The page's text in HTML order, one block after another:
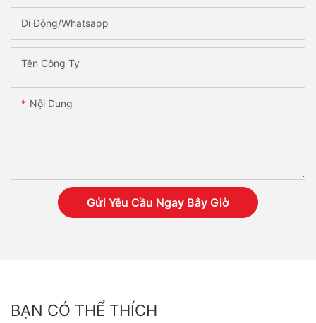
Di Động/Whatsapp
Tên Công Ty
Nội Dung
Gửi Yêu Cầu Ngay Bây Giờ
BẠN CÓ THỂ THÍCH